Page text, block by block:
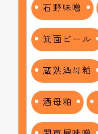
石野味噌
箕面ビール
蔵熟酒母粕
酒母粕